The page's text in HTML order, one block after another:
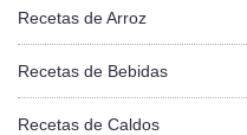
Recetas de Arroz
Recetas de Bebidas
Recetas de Caldos